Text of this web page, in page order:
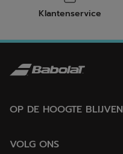
Klantenservice
OP DE HOOGTE BLIJVEN
VOLG ONS